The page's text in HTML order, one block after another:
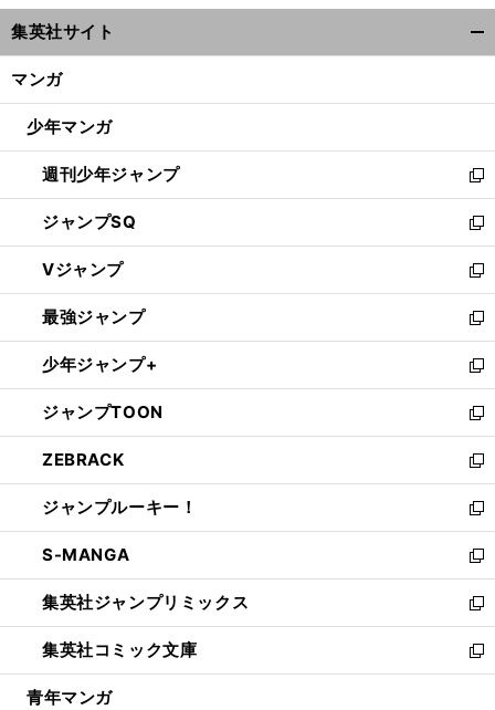
ウ
ィ
ン
ウ
開
く
集英社サイト
マンガ
少年マンガ
週刊少年ジャンプ
新
し
い
ウ
ィ
ン
ド
ウ
で
開
く
ジャンプSQ
新
し
い
ウ
ィ
ン
ド
ウ
で
開
く
Vジャンプ
新
し
い
ウ
ィ
ン
ド
ウ
で
開
く
最強ジャンプ
新
し
い
ウ
ィ
ン
ド
ウ
で
開
く
少年ジャンプ+
新
し
い
ウ
ィ
ン
ド
ウ
で
開
く
ジャンプTOON
新
し
い
ウ
ィ
ン
ド
ウ
で
開
く
ZEBRACK
新
し
い
ウ
ィ
ン
ド
ウ
で
開
ジャンプルーキー！
新
し
い
ウ
ィ
ン
ド
ウ
S-MANGA
新
し
い
ウ
ィ
ン
集英社ジャンプリミックス
新
し
い
ウ
集英社コミック文庫
新
し
青年マンガ